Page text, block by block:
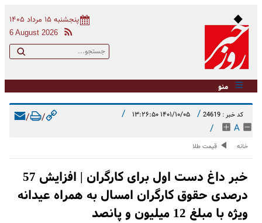
پنجشنبه ۱۵ مرداد ۱۴۰۵
6 August 2026
منو
کد خبر : 24619 / ۱۴۰۱/۱۰/۰۵ ۱۳:۲۶:۵۰ /
A
/
/
/
خانه قیمت طلا
خبر داغ دست اول برای کارگران | افزایش 57
درصدی حقوق کارگران امسال به همراه عیدانه
ویژه با مبلغ 12 میلیون و پانصد